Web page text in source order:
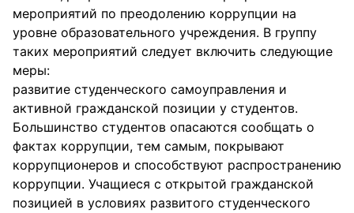
мероприятий по преодолению коррупции на
уровне образовательного учреждения. В группу
таких мероприятий следует включить следующие
меры:
развитие студенческого самоуправления и
активной гражданской позиции у студентов.
Большинство студентов опасаются сообщать о
фактах коррупции, тем самым, покрывают
коррупционеров и способствуют распространению
коррупции. Учащиеся с открытой гражданской
позицией в условиях развитого студенческого